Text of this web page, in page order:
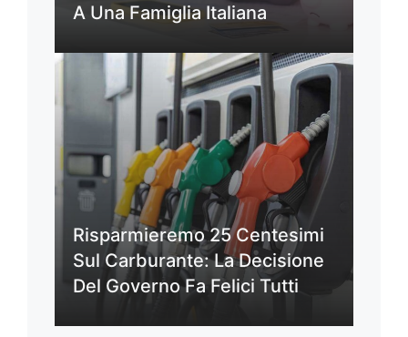
A Una Famiglia Italiana
Risparmieremo 25 Centesimi
Sul Carburante: La Decisione
Del Governo Fa Felici Tutti